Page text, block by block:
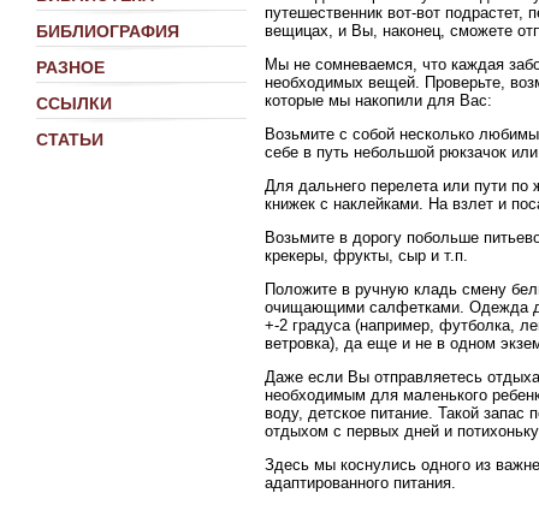
БИБЛИОГРАФИЯ
РАЗНОЕ
ССЫЛКИ
СТАТЬИ
путешественник вот-вот подрастет,
вещицах, и Вы, наконец, сможете
Мы не сомневаемся, что каждая
необходимых вещей. Проверьте,
которые мы накопили для Вас:
Возьмите с собой несколько
себе в путь небольшой рюкзачок
Для дальнего перелета или пути по
книжек с наклейками. На взлет и
Возьмите в дорогу побольше
крекеры, фрукты, сыр и т.п.
Положите в ручную кладь смену
очищающими салфетками. Одежда
+-2 градуса (например, футболка,
ветровка), да еще и не в одном
Даже если Вы отправляетесь
необходимым для маленького
воду, детское питание. Такой
отдыхом с первых дней и
Здесь мы коснулись одного из
адаптированного питания.